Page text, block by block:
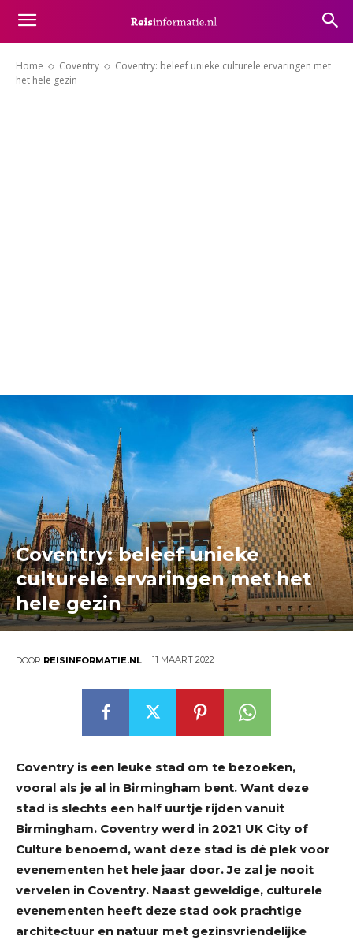
Home Coventry
Coventry: beleef unieke culturele ervaringen met
het hele gezin
Coventry: beleef unieke
culturele ervaringen met het
hele gezin
DOOR REISINFORMATIE.NL 11 MAART 2022
Coventry is een leuke stad om te bezoeken,
vooral als je al in Birmingham bent. Want deze
stad is slechts een half uurtje rijden vanuit
Birmingham. Coventry werd in 2021 UK City of
Culture benoemd, want deze stad is dé plek voor
evenementen het hele jaar door. Je zal je nooit
vervelen in Coventry. Naast geweldige, culturele
evenementen heeft deze stad ook prachtige
architectuur en natuur met gezinsvriendelijke